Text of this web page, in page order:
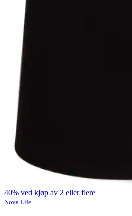
40% ved kjøp av 2 eller flere
Nova Life